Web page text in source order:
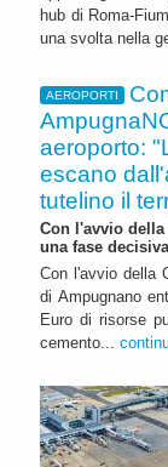
hub di Roma-
una svolta nella
AEROPORTI
aeroporto:
escano
tutelino il
Con l'avvio
una fase decisiva
Con l'avvio della
di Ampugnano
Euro di risorse
cemento...